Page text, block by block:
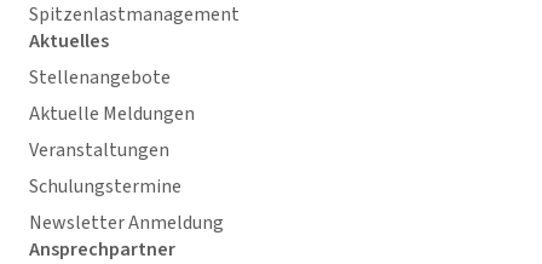
Spitzenlastmanagement
Aktuelles
Stellenangebote
Aktuelle Meldungen
Veranstaltungen
Schulungstermine
Newsletter Anmeldung
Ansprechpartner